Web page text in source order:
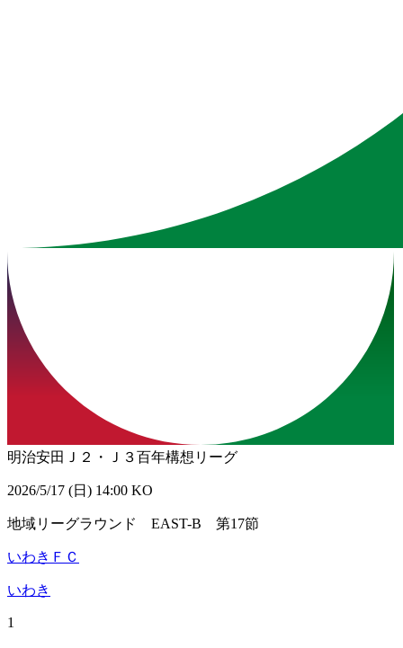
明治安田Ｊ２・Ｊ３百年構想リーグ
2026/5/17 (日) 14:00 KO
地域リーグラウンド EAST-B 第17節
いわきＦＣ
いわき
1